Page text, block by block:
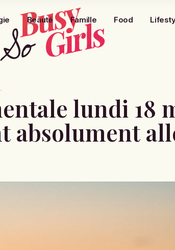
Beauté Famille Food
lundi 18
absolument